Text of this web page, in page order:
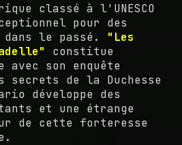
classé à l'UNESCO
pour des
dans le passé. "Les
constitue
son enquête
de la Duchesse
développe des
et une étrange
de cette forteresse